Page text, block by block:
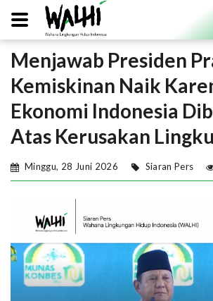
Search...
Menjawab Presiden
Kemiskinan Naik
Ekonomi Indonesia
Atas Kerusakan
Minggu, 28 Juni 2026 Siaran Pers